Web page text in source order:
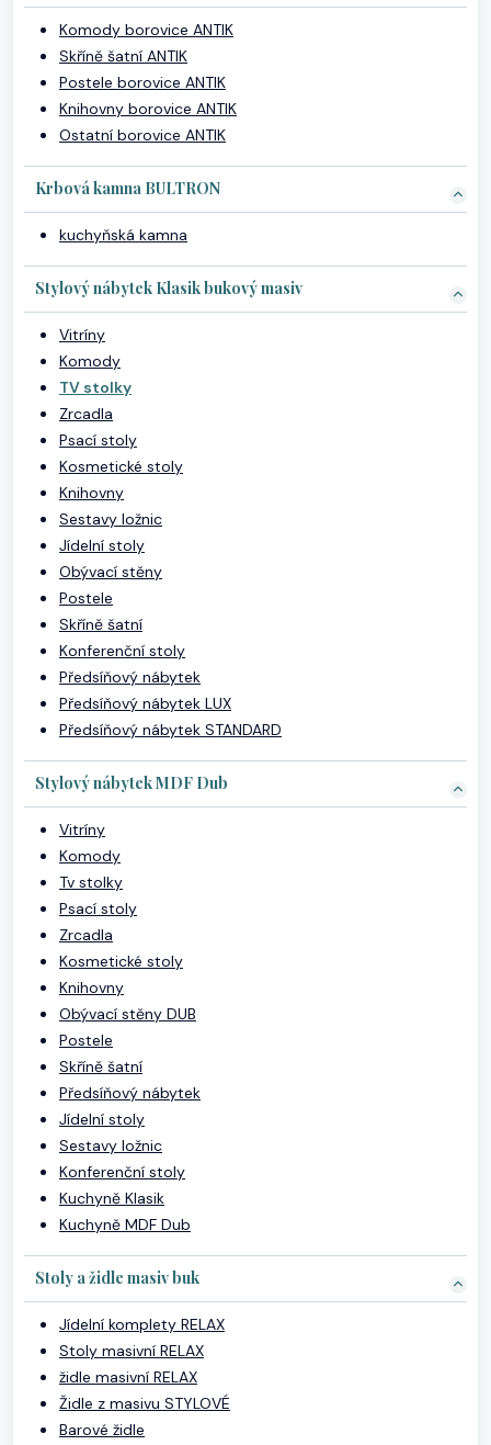
Komody borovice ANTIK
Skříně šatní ANTIK
Postele borovice ANTIK
Knihovny borovice ANTIK
Ostatní borovice ANTIK
Krbová kamna BULTRON
kuchyňská kamna
Stylový nábytek Klasik bukový masiv
Vitríny
Komody
TV stolky
Zrcadla
Psací stoly
Kosmetické stoly
Knihovny
Sestavy ložnic
Jídelní stoly
Obývací stěny
Postele
Skříně šatní
Konferenční stoly
Předsíňový nábytek
Předsíňový nábytek LUX
Předsíňový nábytek STANDARD
Stylový nábytek MDF Dub
Vitríny
Komody
Tv stolky
Psací stoly
Zrcadla
Kosmetické stoly
Knihovny
Obývací stěny DUB
Postele
Skříně šatní
Předsíňový nábytek
Jídelní stoly
Sestavy ložnic
Konferenční stoly
Kuchyně Klasik
Kuchyně MDF Dub
Stoly a židle masiv buk
Jídelní komplety RELAX
Stoly masivní RELAX
židle masivní RELAX
Židle z masivu STYLOVÉ
Barové židle